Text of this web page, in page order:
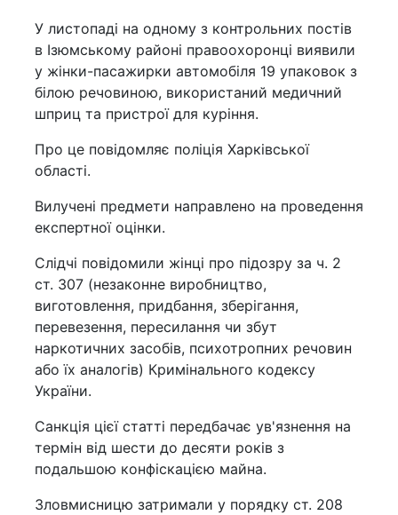
У листопаді на одному з контрольних постів
в Ізюмському районі правоохоронці виявили
у жінки-пасажирки автомобіля 19 упаковок з
білою речовиною, використаний медичний
шприц та пристрої для куріння.
Про це повідомляє поліція Харківської
області.
Вилучені предмети направлено на проведення
експертної оцінки.
Слідчі повідомили жінці про підозру за ч. 2
ст. 307 (незаконне виробництво,
виготовлення, придбання, зберігання,
перевезення, пересилання чи збут
наркотичних засобів, психотропних речовин
або їх аналогів) Кримінального кодексу
України.
Санкція цієї статті передбачає ув'язнення на
термін від шести до десяти років з
подальшою конфіскацією майна.
Зловмисницю затримали у порядку ст. 208